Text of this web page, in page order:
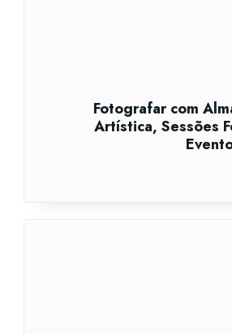
Fotografar com
Artística, Sessões